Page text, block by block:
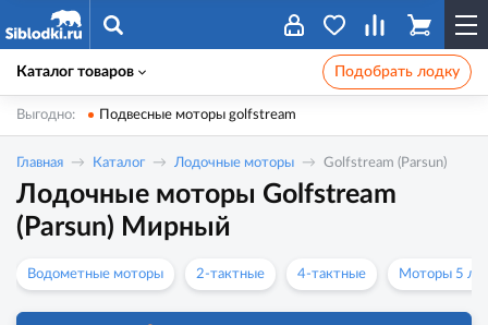
Каталог товаров Подобрать лодку
Выгодно: Подвесные моторы golfstream
Главная Каталог Лодочные моторы Golfstream (Parsun)
Лодочные моторы Golfstream
(Parsun) Мирный
Водометные моторы 2-тактные 4-тактные Моторы 5 лс